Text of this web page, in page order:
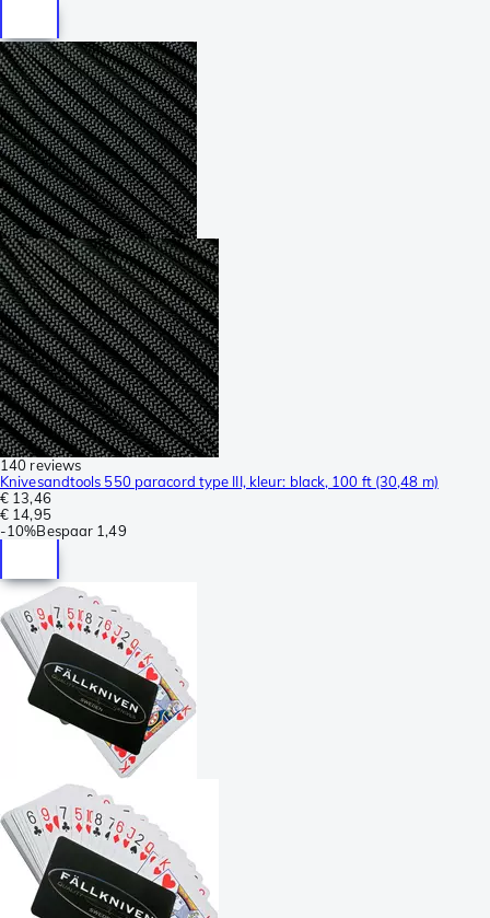
140 reviews
Knivesandtools 550 paracord type III, kleur: black, 100 ft (30,48 m)
€ 13,46
€ 14,95
-10%Bespaar 1,49